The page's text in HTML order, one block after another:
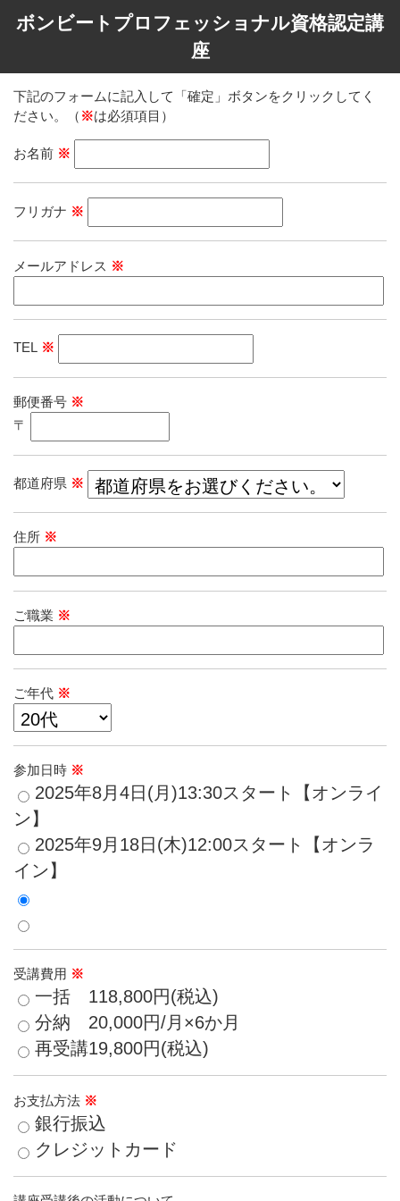
ボンビートプロフェッショナル資格認定講
座
下記のフォームに記入して「確定」ボタンをクリックしてく
ださい。（ ※は必須項目）
お名前 ※
フリガナ ※
メールアドレス ※
TEL ※
郵便番号 ※
〒
都道府県 ※
住所 ※
ご職業 ※
ご年代 ※
参加日時 ※
​2025年8月4日(月)13:30スタート【オンライ
ン】
2025年9月18日(木)12:00スタート【オンラ
イン】
受講費用 ※
一括 118,800円(税込)
分納 20,000円/月×6か月
再受講19,800円(税込)
お支払方法 ※
銀行振込
クレジットカード